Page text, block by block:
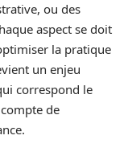
ou des
aspect se doit
la pratique
un enjeu
correspond le
de